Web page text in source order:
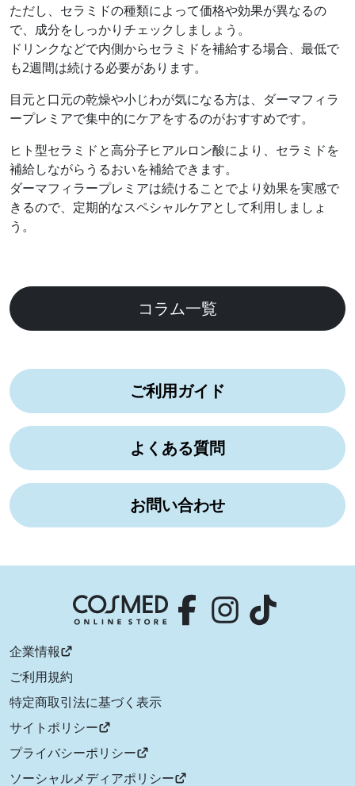
ただし、セラミドの種類によって価格や効果が異なるの
で、成分をしっかりチェックしましょう。
ドリンクなどで内側からセラミドを補給する場合、最低で
も2週間は続ける必要があります。
目元と口元の乾燥や小じわが気になる方は、ダーマフィラ
ープレミアで集中的にケアをするのがおすすめです。
ヒト型セラミドと高分子ヒアルロン酸により、セラミドを
補給しながらうるおいを補給できます。
ダーマフィラープレミアは続けることでより効果を実感で
きるので、定期的なスペシャルケアとして利用しましょ
う。
コラム一覧
ご利用ガイド
よくある質問
お問い合わせ
企業情報
ご利用規約
特定商取引法に基づく表示
サイトポリシー
プライバシーポリシー
ソーシャルメディアポリシー